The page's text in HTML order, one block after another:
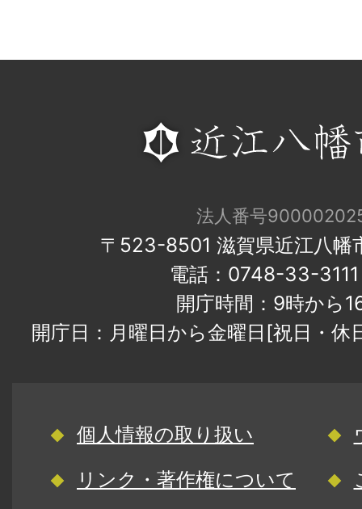
法人番号
〒523-8501 滋賀県近江八幡
電話：0748-33-
開庁時間：9時から
開庁日：月曜日から金曜日[祝日・
個人情報の取り扱い
リンク・著作権について